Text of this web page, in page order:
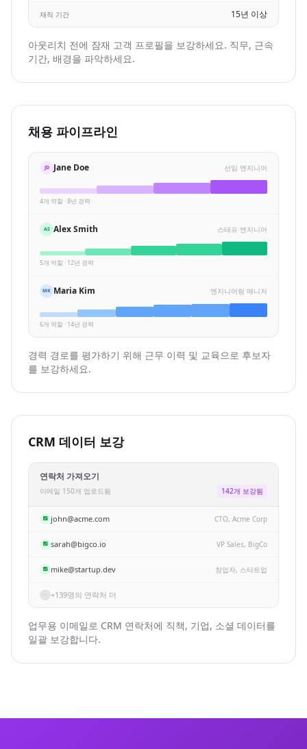
재직 기간 15년 이상
아웃리치 전에 잠재 고객 프로필을 보강하세요. 직무, 근속
기간, 배경을 파악하세요.
채용 파이프라인
JD Jane Doe 선임 엔지니어
4개 역할 · 8년 경력
AS Alex Smith 스태프 엔지니어
5개 역할 · 12년 경력
MK Maria Kim 엔지니어링 매니저
6개 역할 · 14년 경력
경력 경로를 평가하기 위해 근무 이력 및 교육으로 후보자
를 보강하세요.
CRM 데이터 보강
연락처 가져오기
이메일 150개 업로드됨 142개 보강됨
john@acme.com CTO, Acme Corp
sarah@bigco.io VP Sales, BigCo
mike@startup.dev 창업자, 스타트업
+139명의 연락처 더
업무용 이메일로 CRM 연락처에 직책, 기업, 소셜 데이터를
일괄 보강합니다.